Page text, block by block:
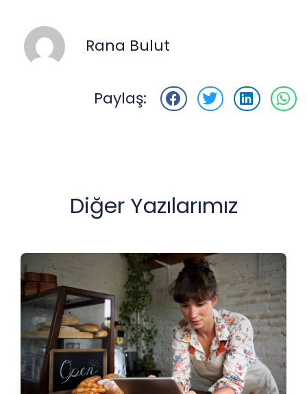
Rana Bulut
Paylaş:
Diğer Yazılarımız